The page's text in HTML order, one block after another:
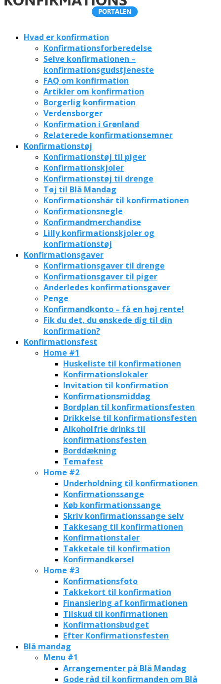
Hvad er konfirmation
Konfirmationsforberedelse
Selve konfirmationen –
konfirmationsgudstjeneste
FAQ om konfirmation
Artikler om konfirmation
Borgerlig konfirmation
Verdensborger
Konfirmation i Grønland
Relaterede konfirmationsemner
Konfirmationstøj
Konfirmationstøj til piger
Konfirmationskjoler
Konfirmationstøj til drenge
Tøj til Blå Mandag
Konfirmationshår til konfirmationen
Konfirmationsnegle
Konfirmandmerchandise
Lilly konfirmationskjoler og
konfirmationstøj
Konfirmationsgaver
Konfirmationsgaver til drenge
Konfirmationsgaver til piger
Anderledes konfirmationsgaver
Penge
Konfirmandkonto – få en høj rente!
Fik du det, du ønskede dig til din
konfirmation?
Konfirmationsfest
Home #1
Huskeliste til konfirmationen
Konfirmationslokaler
Invitation til konfirmation
Konfirmationsmiddag
Bordplan til konfirmationsfesten
Drikkelse til konfirmationsfesten
Alkoholfrie drinks til
konfirmationsfesten
Borddækning
Temafest
Home #2
Underholdning til konfirmationen
Konfirmationssange
Køb konfirmationssange
Skriv konfirmationssange selv
Takkesang til konfirmationen
Konfirmationstaler
Takketale til konfirmation
Konfirmandkørsel
Home #3
Konfirmationsfoto
Takkekort til konfirmation
Finansiering af konfirmationen
Tilskud til konfirmationen
Konfirmationsbudget
Efter Konfirmationsfesten
Blå mandag
Menu #1
Arrangementer på Blå Mandag
Gode råd til konfirmanden om Blå